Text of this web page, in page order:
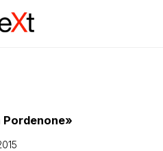
Pordenone»